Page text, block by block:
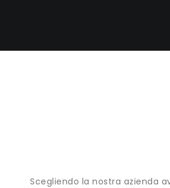
Scegliendo la nostra azienda